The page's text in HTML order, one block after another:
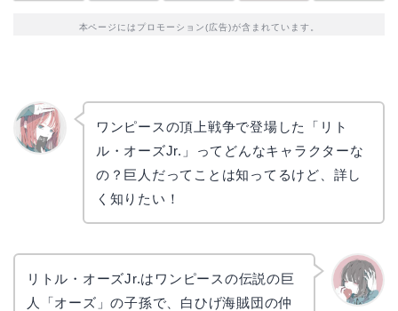
本ページにはプロモーション(広告)が含まれています。
ワンピースの頂上戦争で登場した「リト
ル・オーズJr.」ってどんなキャラクターな
の？巨人だってことは知ってるけど、詳し
く知りたい！
リトル・オーズJr.はワンピースの伝説の巨
人「オーズ」の子孫で、白ひげ海賊団の仲